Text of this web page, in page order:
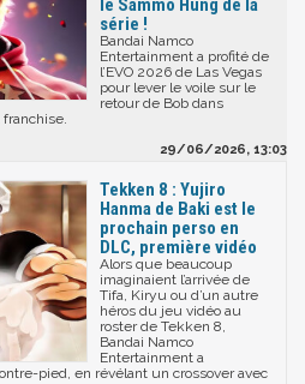
le Sammo Hung de la
série !
Bandai Namco
Entertainment a profité de
l’EVO 2026 de Las Vegas
pour lever le voile sur le
retour de Bob dans
franchise.
29/06/2026, 13:03
Tekken 8 : Yujiro
Hanma de Baki est le
prochain perso en
DLC, première vidéo
Alors que beaucoup
imaginaient l’arrivée de
Tifa, Kiryu ou d’un autre
héros du jeu vidéo au
roster de Tekken 8,
Bandai Namco
Entertainment a
pied, en révélant un crossover avec